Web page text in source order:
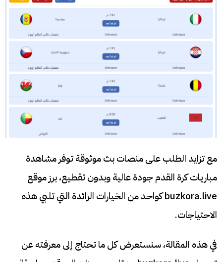
مع تزايد الطلب على منصات بث موثوقة توفر مشاهدة
مباريات كرة القدم جودة عالية وبدون تقطيع، برز موقع
buzkora.live كواحد من الخيارات الرائدة التي تلبي هذه
الاحتياجات.
في هذه المقالة، سنستعرض كل ما تحتاج إلى معرفته عن